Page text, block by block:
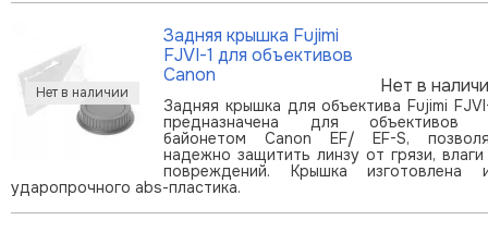
Нет в
Задняя крышка Fujimi
FJVI-1 для объективов
Canon
Задняя крышка для объектива Fujimi
предназначена для объективов
байонетом Canon EF/ EF-S,
надежно защитить линзу от грязи,
повреждений. Крышка изготовлена
ударопрочного abs-пластика.